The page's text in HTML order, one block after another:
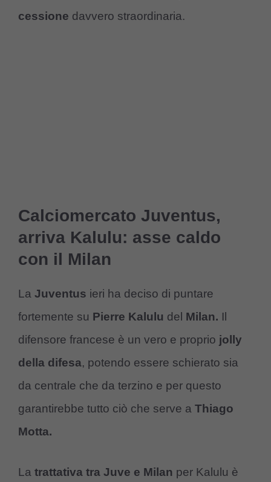
cessione davvero straordinaria.
Calciomercato Juventus,
arriva Kalulu: asse caldo
con il Milan
La Juventus ieri ha deciso di puntare
fortemente su Pierre Kalulu del Milan. Il
difensore francese è un vero e proprio jolly
della difesa, potendo essere schierato sia
da centrale che da terzino e per questo
garantirebbe tutto ciò che serve a Thiago
Motta.
La trattativa tra Juve e Milan per Kalulu è